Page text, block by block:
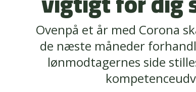
Ovenpå et år med Corona
de næste måneder
lønmodtagernes side